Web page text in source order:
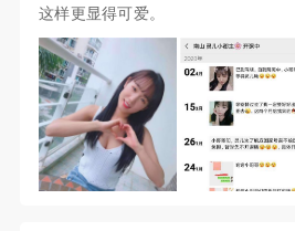
这样更显得可爱。